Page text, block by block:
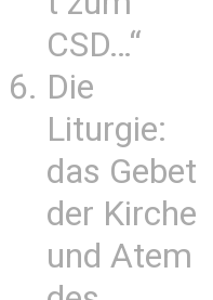
CSD…“
Die
Liturgie:
das Gebet
der Kirche
und Atem